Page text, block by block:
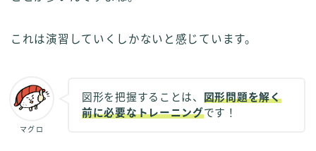
これは演習していくしかないと感じています。
マグロ
図形を把握することは、 図形問題を解く
前に必要なトレーニングです！